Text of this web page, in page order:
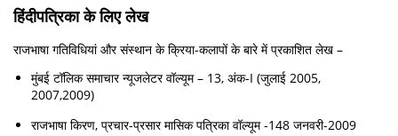
हिंदीपत्रिका के लिए लेख
राजभाषा गतिविधियां और संस्थान के क्रिया-कलापों के बारे में प्रकाशित लेख –
मुंबई टॉलिक समाचार न्यूजलेटर वॉल्यूम – 13, अंक-I (जुलाई 2005,
2007,2009)
राजभाषा किरण, प्रचार-प्रसार मासिक पत्रिका वॉल्यूम -148 जनवरी-2009